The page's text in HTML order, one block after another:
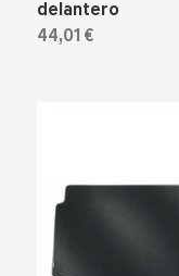
delantero
44,01 €